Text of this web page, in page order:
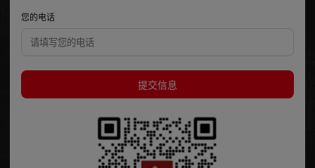
您的电话
提交信息